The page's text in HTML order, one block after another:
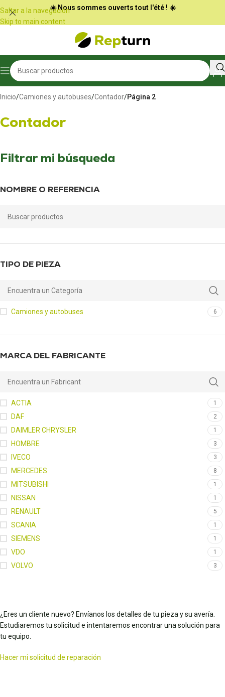
Saltar a la navegación
Skip to main content
☀️ Nous sommes ouverts tout l'été ! ☀️
Inicio/Camiones y autobuses/Contador/Página 2
Contador
Filtrar mi búsqueda
NOMBRE O REFERENCIA
TIPO DE PIEZA
Camiones y autobuses 6
MARCA DEL FABRICANTE
ACTIA 1
DAF 2
DAIMLER CHRYSLER 1
HOMBRE 3
IVECO 3
MERCEDES 8
MITSUBISHI 1
NISSAN 1
RENAULT 5
SCANIA 1
SIEMENS 1
VDO 1
VOLVO 3
¿Eres un cliente nuevo? Envíanos los detalles de tu pieza y su avería.
Estudiaremos tu solicitud e intentaremos encontrar una solución para
tu equipo.
Hacer mi solicitud de reparación